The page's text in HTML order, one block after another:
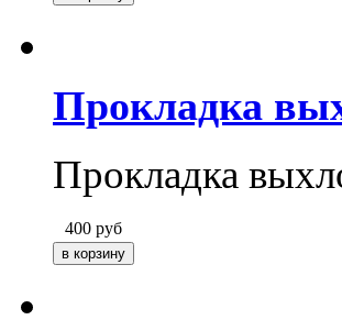
Прокладка
Прокладка
400 руб